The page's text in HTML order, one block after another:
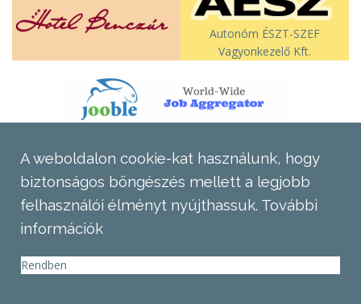
Autonóm ÉSZT-SZEF
Vagyonkezelő Kft.
A weboldalon cookie-kat használunk, hogy
biztonságos böngészés mellett a legjobb
felhasználói élményt nyújthassuk. További
információk
Rendben